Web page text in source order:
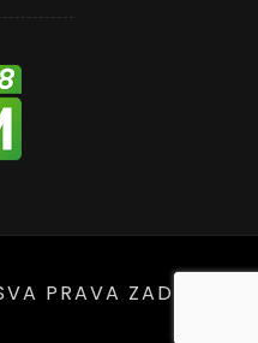
PRAVA ZADRŽANA.